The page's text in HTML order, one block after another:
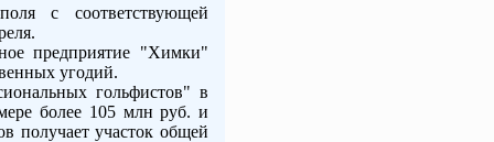
с соответствующей
предприятие "Химки"
угодий.
гольфистов" в
более 105 млн руб. и
получает участок общей